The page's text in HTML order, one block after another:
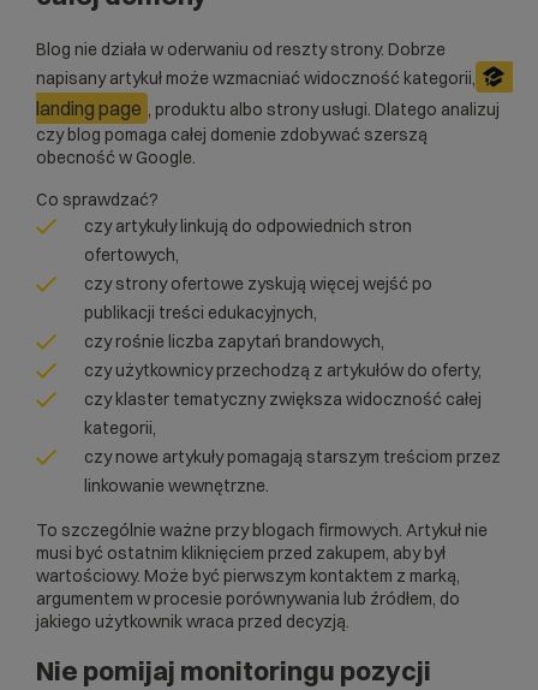
Blog nie działa w oderwaniu od reszty strony. Dobrze
napisany artykuł może wzmacniać widoczność kategorii,
landing page , produktu albo strony usługi. Dlatego analizuj
czy blog pomaga całej domenie zdobywać szerszą
obecność w Google.
Co sprawdzać?
czy artykuły linkują do odpowiednich stron
ofertowych,
czy strony ofertowe zyskują więcej wejść po
publikacji treści edukacyjnych,
czy rośnie liczba zapytań brandowych,
czy użytkownicy przechodzą z artykułów do oferty,
czy klaster tematyczny zwiększa widoczność całej
kategorii,
czy nowe artykuły pomagają starszym treściom przez
linkowanie wewnętrzne.
To szczególnie ważne przy blogach firmowych. Artykuł nie
musi być ostatnim kliknięciem przed zakupem, aby był
wartościowy. Może być pierwszym kontaktem z marką,
argumentem w procesie porównywania lub źródłem, do
jakiego użytkownik wraca przed decyzją.
Nie pomijaj monitoringu pozycji